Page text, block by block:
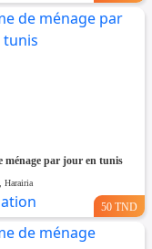
ménage par jour en tunis
Harairia
50 TND